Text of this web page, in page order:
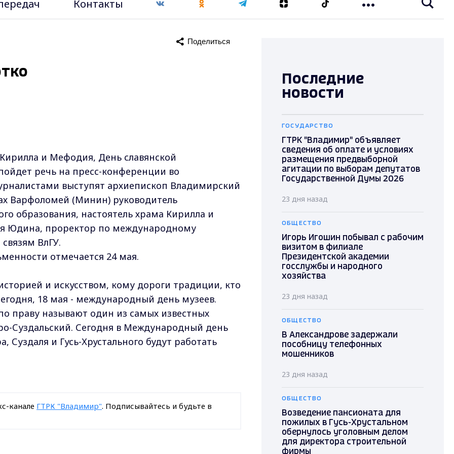
Контакты
Поделиться
и Мефодия, День славянской
речь на пресс-конференции во
выступят архиепископ Владимирский
Варфоломей (Минин) руководитель
образования, настоятель храма Кирилла и
Юдина, проректор по международному
ВлГУ.
отмечается 24 мая.
и искусством, кому дороги традиции, кто
18 мая - международный день музеев.
праву называют один из самых известных
Суздальский. Сегодня в Международный день
Суздаля и Гусь-Хрустального будут работать
канале ГТРК "Владимир". Подписывайтесь и будьте в
Последние
новости
ГОСУДАРСТВО
ГТРК "Владимир" объявляет
сведения об оплате и условиях
размещения предвыборной
агитации по выборам депутатов
Государственной Думы 2026
23 дня назад
ОБЩЕСТВО
Игорь Игошин побывал с рабочим
визитом в филиале
Президентской академии
госслужбы и народного
хозяйства
23 дня назад
ОБЩЕСТВО
В Александрове задержали
пособницу телефонных
мошенников
23 дня назад
ОБЩЕСТВО
Возведение пансионата для
пожилых в Гусь-Хрустальном
обернулось уголовным делом
для директора строительной
фирмы